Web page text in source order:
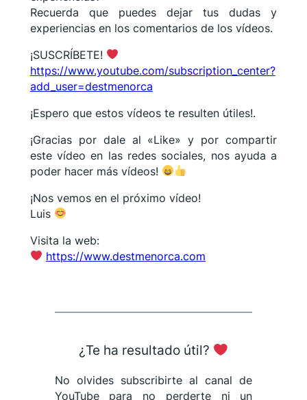
Recuerda que puedes dejar tus dudas y
experiencias en los comentarios de los vídeos.
¡SUSCRÍBETE!
https://www.youtube.com/subscription_center?
add_user=destmenorca
¡Espero que estos vídeos te resulten útiles!.
¡Gracias por dale al «Like» y por compartir
este vídeo en las redes sociales, nos ayuda a
poder hacer más vídeos!
¡Nos vemos en el próximo vídeo!
Luis
Visita la web:
https://www.destmenorca.com
¿Te ha resultado útil?
No olvides subscribirte al canal de
YouTube para no perderte ni un